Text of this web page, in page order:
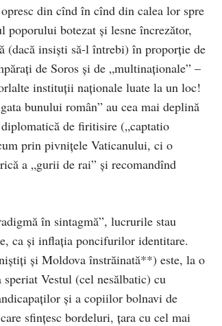
din cînd în cînd din calea lor spre
botezat şi lesne încrezător,
(dacă insişti să-l întrebi) în proporţie de
de Soros și de „multinaționale” –
instituţii naţionale luate la un loc!
bunului român” au cea mai deplină
de firitisire („captatio
prin pivniţele Vaticanului, ci o
a „gurii de rai” şi recomandînd
în sintagmă”, lucrurile stau
ca şi inflaţia poncifurilor identitare.
şi Moldova înstrăinată**) este, la o
Vestul (cel nesălbatic) cu
și a copiilor bolnavi de
sfinţesc bordeluri, ţara cu cel mai